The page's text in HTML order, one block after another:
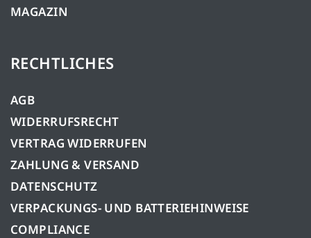
MAGAZIN
RECHTLICHES
AGB
WIDERRUFSRECHT
VERTRAG WIDERRUFEN
ZAHLUNG & VERSAND
DATENSCHUTZ
VERPACKUNGS- UND BATTERIEHINWEISE
COMPLIANCE